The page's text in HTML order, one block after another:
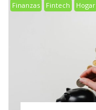
Finanzas Fintech Hogar